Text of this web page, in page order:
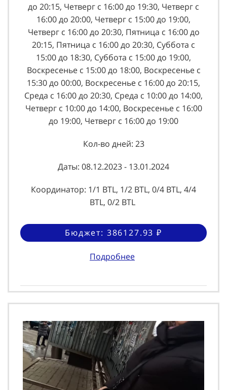
до 20:15, Четверг с 16:00 до 19:30, Четверг с
16:00 до 20:00, Четверг с 15:00 до 19:00,
Четверг с 16:00 до 20:30, Пятница с 16:00 до
20:15, Пятница с 16:00 до 20:30, Суббота с
15:00 до 18:30, Суббота с 15:00 до 19:00,
Воскресенье с 15:00 до 18:00, Воскресенье с
15:30 до 00:00, Воскресенье с 16:00 до 20:15,
Среда с 16:00 до 20:30, Среда с 10:00 до 14:00,
Четверг с 10:00 до 14:00, Воскресенье с 16:00
до 19:00, Четверг с 16:00 до 19:00
Кол-во дней: 23
Даты: 08.12.2023 - 13.01.2024
Координатор: 1/1 BTL, 1/2 BTL, 0/4 BTL, 4/4
BTL, 0/2 BTL
Бюджет: 386127.93 ₽
Подробнее